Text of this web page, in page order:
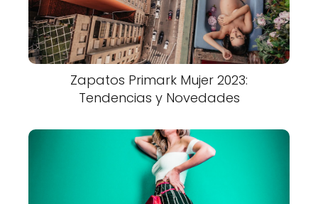
Zapatos Primark Mujer 2023:
Tendencias y Novedades